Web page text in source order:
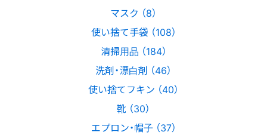
マスク （8）
使い捨て手袋 （108）
清掃用品 （184）
洗剤・漂白剤 （46）
使い捨てフキン （40）
靴 （30）
エプロン・帽子 （37）